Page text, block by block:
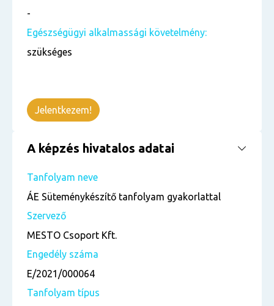
-
Egészségügyi alkalmassági követelmény:
szükséges
Jelentkezem!
A képzés hivatalos adatai
Tanfolyam neve
ÁE Süteménykészítő tanfolyam gyakorlattal
Szervező
MESTO Csoport Kft.
Engedély száma
E/2021/000064
Tanfolyam típus